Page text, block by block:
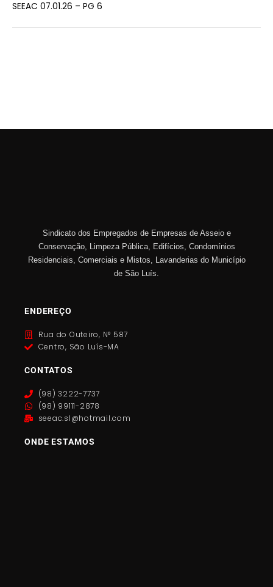
SEEAC 07.01.26 – PG 6
Sindicato dos Empregados de Empresas de Asseio e
Conservação, Limpeza Pública, Edifícios, Condomínios
Residenciais, Comerciais e Mistos, Lavanderias do Município
de São Luís.
ENDEREÇO
Rua do Outeiro, N° 587
Centro, São Luís-MA
CONTATOS
(98) 3222-7737
(98) 99111-2878
seeac.sl@hotmail.com
ONDE ESTAMOS